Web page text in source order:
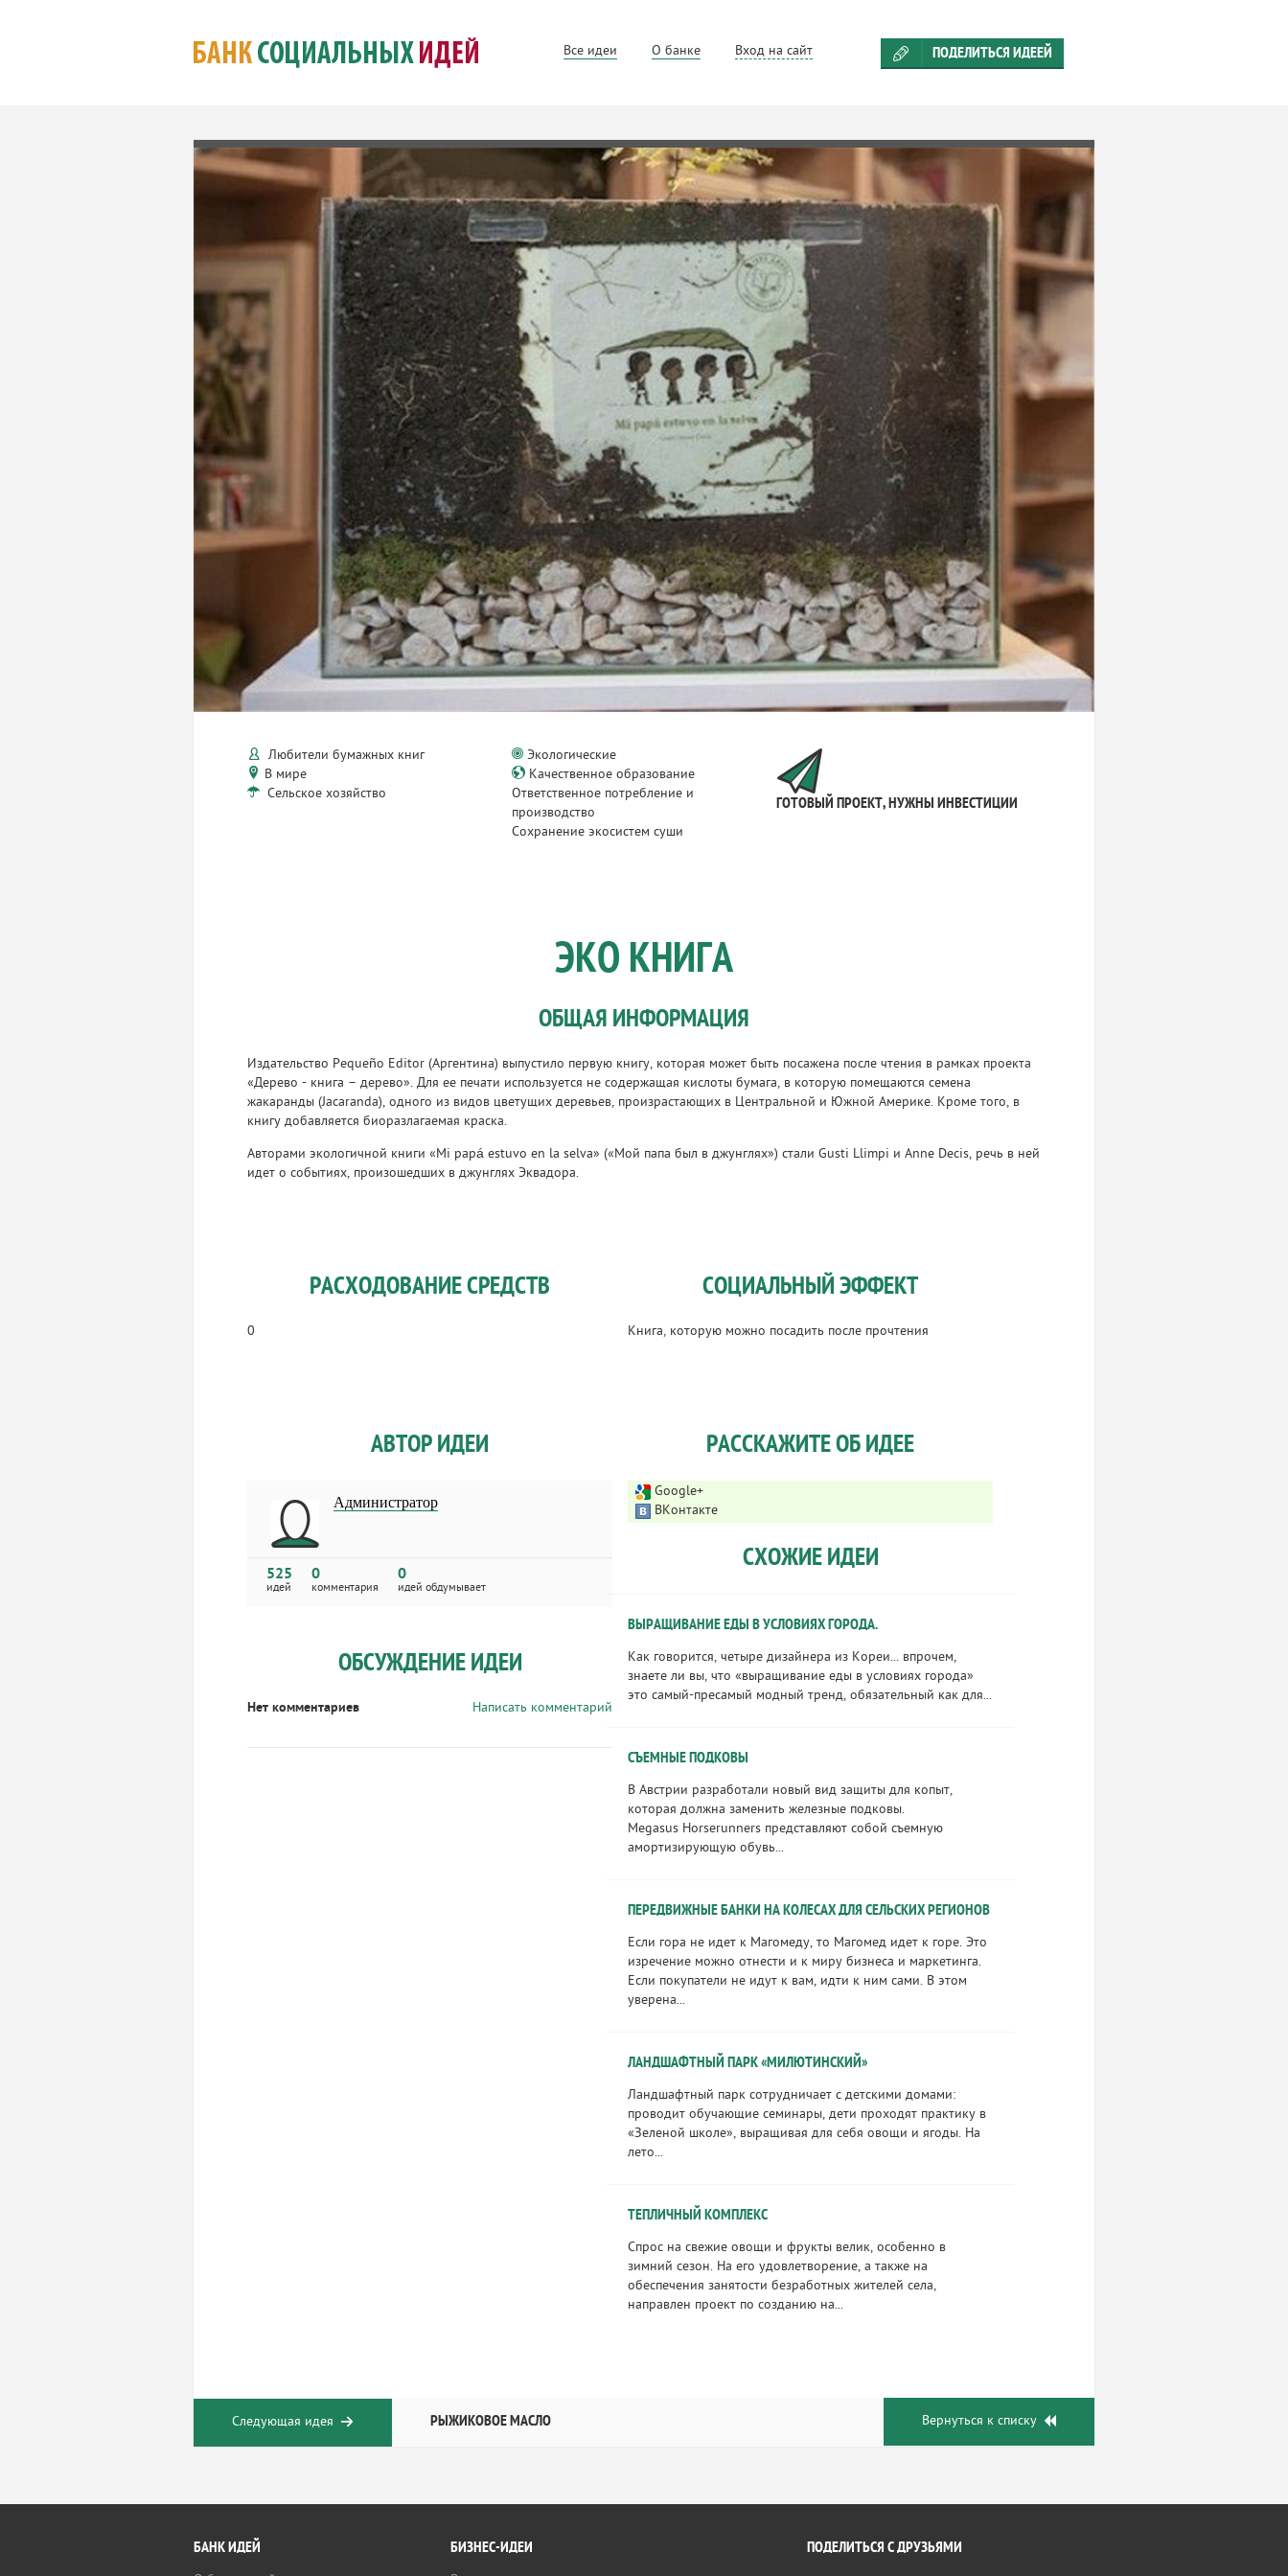
Все идеи О банке Вход на сайт ПОДЕЛИТЬСЯ ИДЕЕЙ
Любители бумажных книг
В мире
Сельское хозяйство
Экологические
Качественное образование
Ответственное потребление и
производство
Сохранение экосистем суши
ГОТОВЫЙ ПРОЕКТ, НУЖНЫ ИНВЕСТИЦИИ
ЭКО КНИГА
ОБЩАЯ ИНФОРМАЦИЯ
Издательство Pequeño Editor (Аргентина) выпустило первую книгу, которая может быть посажена после чтения в рамках проекта
«Дерево - книга – дерево». Для ее печати используется не содержащая кислоты бумага, в которую помещаются семена
жакаранды (Jacaranda), одного из видов цветущих деревьев, произрастающих в Центральной и Южной Америке. Кроме того, в
книгу добавляется биоразлагаемая краска.
Авторами экологичной книги «Mi papá estuvo en la selva» («Мой папа был в джунглях») стали Gusti Llimpi и Anne Decis, речь в ней
идет о событиях, произошедших в джунглях Эквадора.
РАСХОДОВАНИЕ СРЕДСТВ
0
СОЦИАЛЬНЫЙ ЭФФЕКТ
Книга, которую можно посадить после прочтения
АВТОР ИДЕИ
Администратор
525
идей
0
комментария
0
идей обдумывает
ОБСУЖДЕНИЕ ИДЕИ
Написать комментарий
Нет комментариев
РАССКАЖИТЕ ОБ ИДЕЕ
Google+
ВКонтакте
СХОЖИЕ ИДЕИ
ВЫРАЩИВАНИЕ ЕДЫ В УСЛОВИЯХ ГОРОДА.
Как говорится, четыре дизайнера из Кореи... впрочем,
знаете ли вы, что «выращивание еды в условиях города»
это самый-пресамый модный тренд, обязательный как для...
СЪЕМНЫЕ ПОДКОВЫ
В Австрии разработали новый вид защиты для копыт,
которая должна заменить железные подковы.
Megasus Horserunners представляют собой съемную
амортизирующую обувь...
ПЕРЕДВИЖНЫЕ БАНКИ НА КОЛЕСАХ ДЛЯ СЕЛЬСКИХ РЕГИОНОВ
Если гора не идет к Магомеду, то Магомед идет к горе. Это
изречение можно отнести и к миру бизнеса и маркетинга.
Если покупатели не идут к вам, идти к ним сами. В этом
уверена...
ЛАНДШАФТНЫЙ ПАРК «МИЛЮТИНСКИЙ»
Ландшафтный парк сотрудничает с детскими домами:
проводит обучающие семинары, дети проходят практику в
«Зеленой школе», выращивая для себя овощи и ягоды. На
лето...
ТЕПЛИЧНЫЙ КОМПЛЕКС
Спрос на свежие овощи и фрукты велик, особенно в
зимний сезон. На его удовлетворение, а также на
обеспечения занятости безработных жителей села,
направлен проект по созданию на...
Следующая идея РЫЖИКОВОЕ МАСЛО Вернуться к списку
БАНК ИДЕЙ БИЗНЕС-ИДЕИ ПОДЕЛИТЬСЯ С ДРУЗЬЯМИ